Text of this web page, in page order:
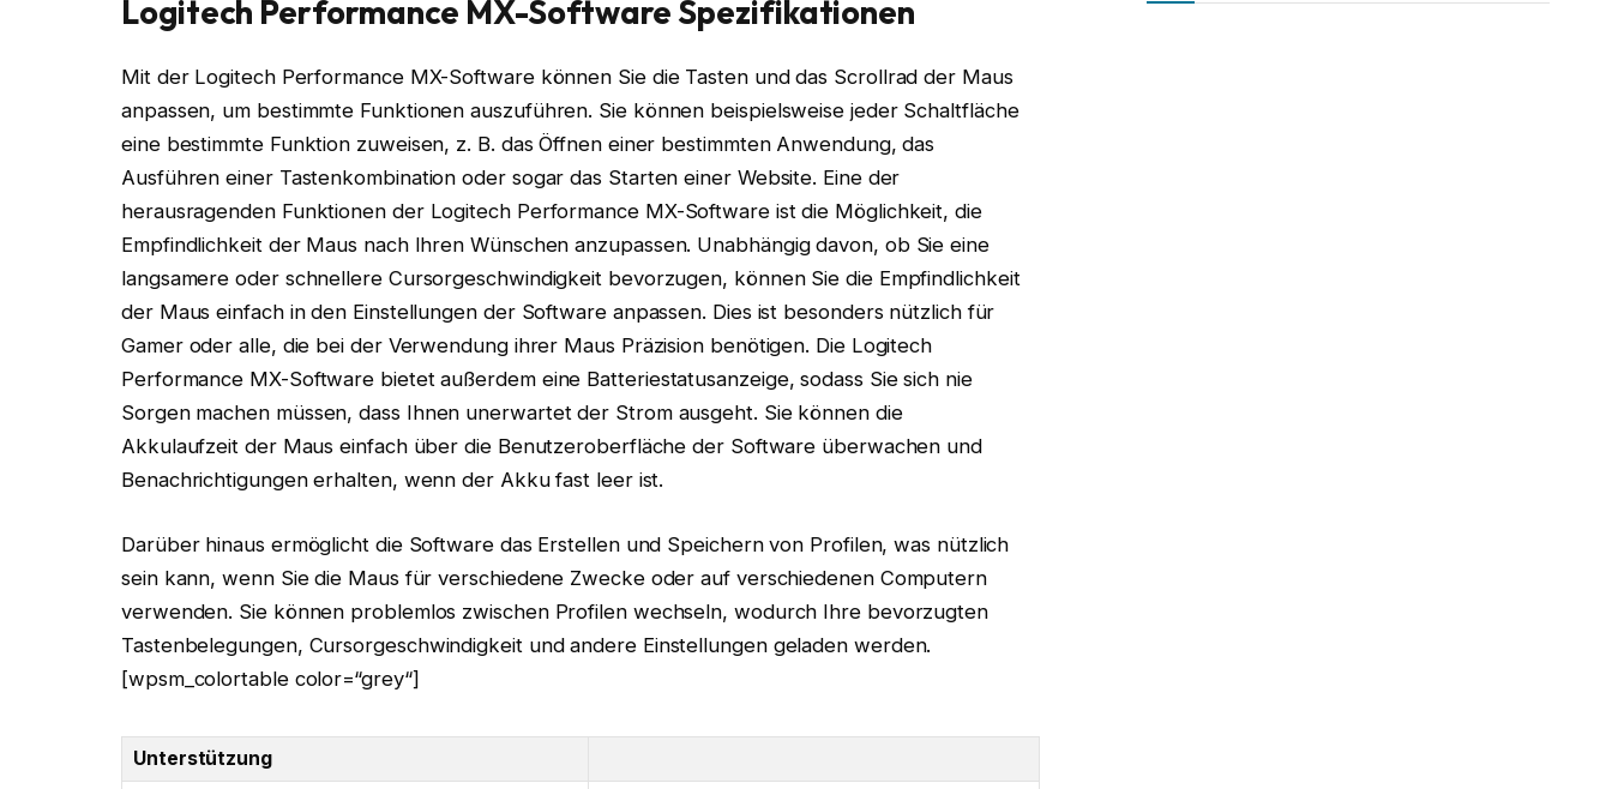
Logitech Performance MX-Software Spezifikationen
Mit der Logitech Performance MX-Software können Sie die Tasten und das Scrollrad der Maus
anpassen, um bestimmte Funktionen auszuführen. Sie können beispielsweise jeder Schaltfläche
eine bestimmte Funktion zuweisen, z. B. das Öffnen einer bestimmten Anwendung, das
Ausführen einer Tastenkombination oder sogar das Starten einer Website. Eine der
herausragenden Funktionen der Logitech Performance MX-Software ist die Möglichkeit, die
Empfindlichkeit der Maus nach Ihren Wünschen anzupassen. Unabhängig davon, ob Sie eine
langsamere oder schnellere Cursorgeschwindigkeit bevorzugen, können Sie die Empfindlichkeit
der Maus einfach in den Einstellungen der Software anpassen. Dies ist besonders nützlich für
Gamer oder alle, die bei der Verwendung ihrer Maus Präzision benötigen. Die Logitech
Performance MX-Software bietet außerdem eine Batteriestatusanzeige, sodass Sie sich nie
Sorgen machen müssen, dass Ihnen unerwartet der Strom ausgeht. Sie können die
Akkulaufzeit der Maus einfach über die Benutzeroberfläche der Software überwachen und
Benachrichtigungen erhalten, wenn der Akku fast leer ist.
Darüber hinaus ermöglicht die Software das Erstellen und Speichern von Profilen, was nützlich
sein kann, wenn Sie die Maus für verschiedene Zwecke oder auf verschiedenen Computern
verwenden. Sie können problemlos zwischen Profilen wechseln, wodurch Ihre bevorzugten
Tastenbelegungen, Cursorgeschwindigkeit und andere Einstellungen geladen werden.
[wpsm_colortable color=“grey“]
Unterstützung